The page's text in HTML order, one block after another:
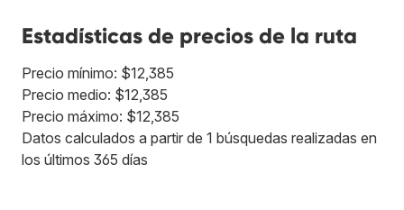
Estadísticas de precios de la ruta
Precio mínimo: $12,385
Precio medio: $12,385
Precio máximo: $12,385
Datos calculados a partir de 1 búsquedas realizadas en
los últimos 365 días